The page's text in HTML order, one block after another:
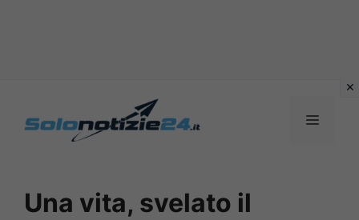
MENU
Una vita, svelato il